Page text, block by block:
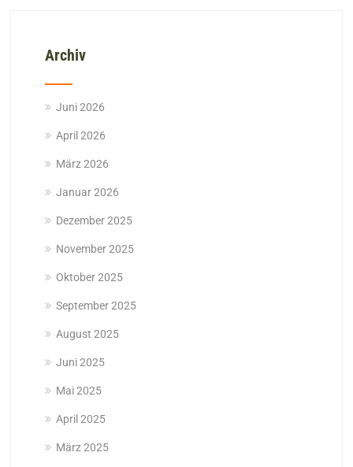
Archiv
Juni 2026
April 2026
März 2026
Januar 2026
Dezember 2025
November 2025
Oktober 2025
September 2025
August 2025
Juni 2025
Mai 2025
April 2025
März 2025